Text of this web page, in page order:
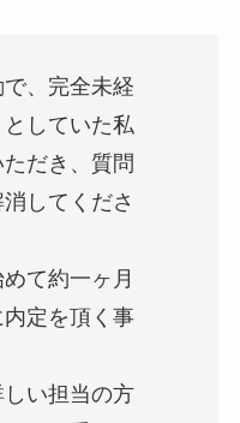
、完全未経
していた私
だき、質問
してくださ
て約一ヶ月
定を頂く事
い担当の方